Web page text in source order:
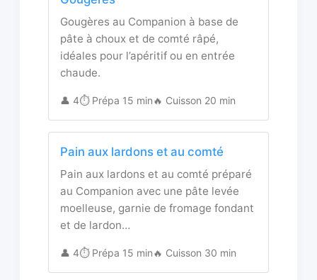
Gougères au Companion à base de
pâte à choux et de comté râpé,
idéales pour l’apéritif ou en entrée
chaude.
👤 4⏱️ Prépa 15 min🔥 Cuisson 20 min
Pain aux lardons et au comté
Pain aux lardons et au comté préparé
au Companion avec une pâte levée
moelleuse, garnie de fromage fondant
et de lardon…
👤 4⏱️ Prépa 15 min🔥 Cuisson 30 min